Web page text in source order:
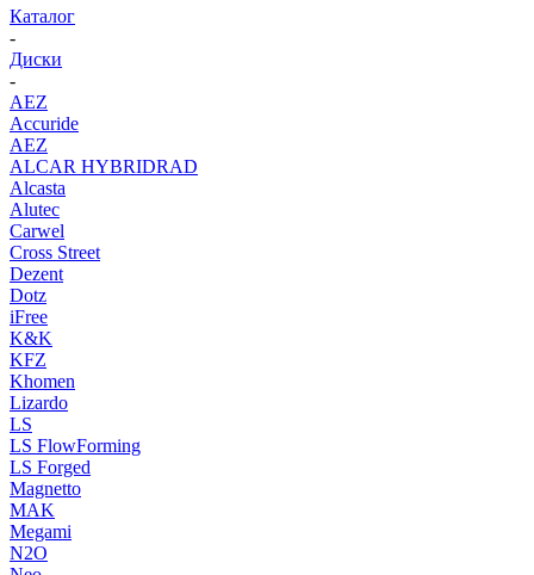
Каталог
-
Диски
-
AEZ
Accuride
AEZ
ALCAR HYBRIDRAD
Alcasta
Alutec
Carwel
Cross Street
Dezent
Dotz
iFree
K&K
KFZ
Khomen
Lizardo
LS
LS FlowForming
LS Forged
Magnetto
MAK
Megami
N2O